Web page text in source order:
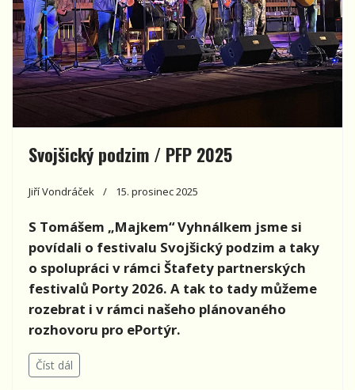
Svojšický podzim / PFP 2025
Jiří Vondráček 15. prosinec 2025
S Tomášem „Majkem“ Vyhnálkem jsme si
povídali o festivalu Svojšický podzim a taky
o spolupráci v rámci Štafety partnerských
festivalů Porty 2026. A tak to tady můžeme
rozebrat i v rámci našeho plánovaného
rozhovoru pro ePortýr.
Číst dál